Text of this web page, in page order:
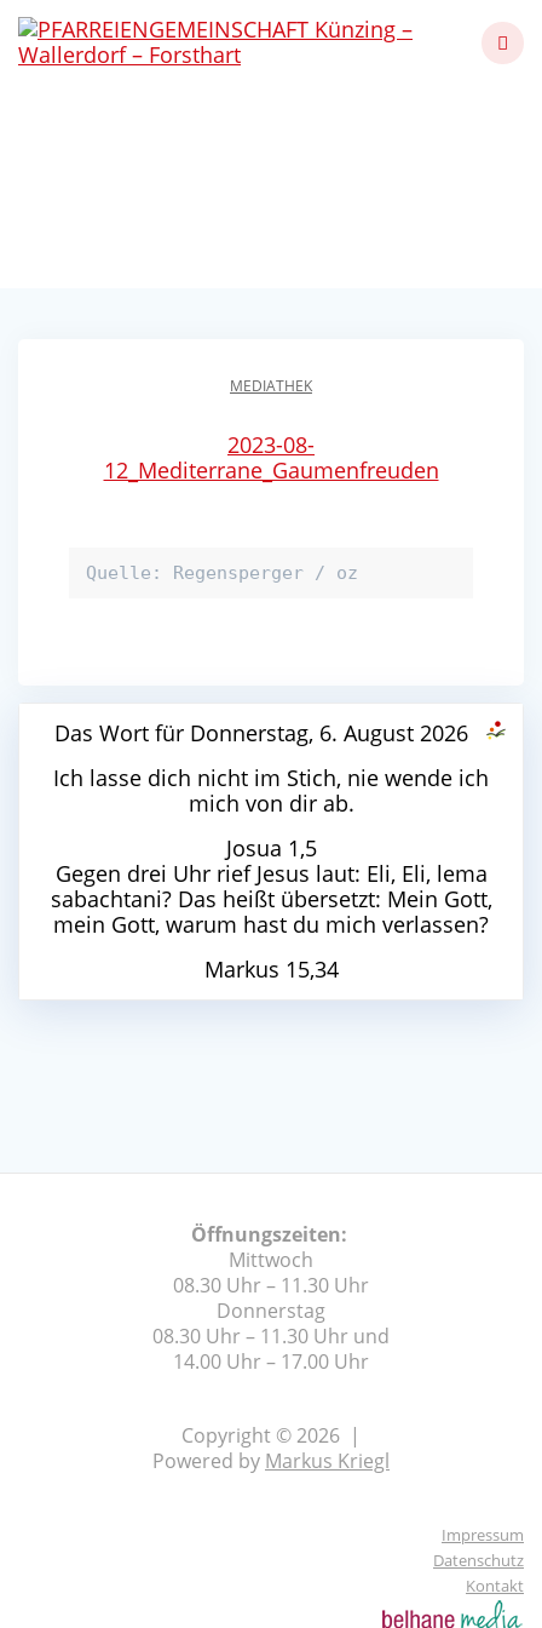
to
MEDIATHEK
2023-08-
12_Mediterrane_Gaumenfreuden
Quelle: Regensperger / oz
Das Wort für Donnerstag, 6. August 2026
Ich lasse dich nicht im Stich, nie wende ich
mich von dir ab.
Josua 1,5
Gegen drei Uhr rief Jesus laut: Eli, Eli, lema
sabachtani? Das heißt übersetzt: Mein Gott,
mein Gott, warum hast du mich verlassen?
Markus 15,34
Öffnungszeiten:
Mittwoch
08.30 Uhr – 11.30 Uhr
Donnerstag
08.30 Uhr – 11.30 Uhr und
14.00 Uhr – 17.00 Uhr
Copyright © 2026 |
Powered by Markus Kriegl
Impressum
Datenschutz
Kontakt